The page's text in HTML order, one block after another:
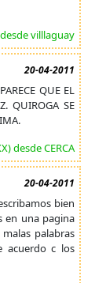
villlaguay
20-04-2011
QUE EL
QUIROGA SE
desde CERCA
20-04-2011
bien
en una pagina
palabras
acuerdo c los